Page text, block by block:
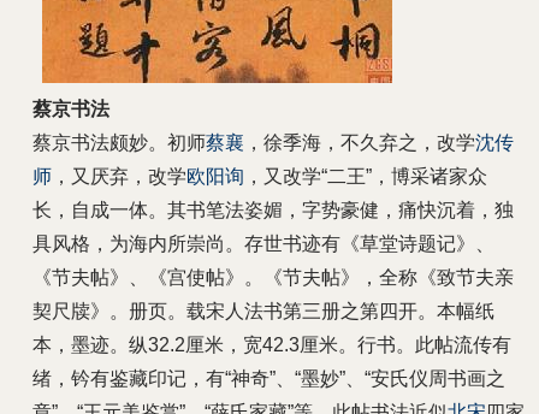
蔡京书法
蔡京书法颇妙。初师蔡襄 ，徐季海，不久弃之，改学沈传
师 ，又厌弃，改学欧阳询 ，又改学“二王”，博采诸家众
长，自成一体。其书笔法姿媚，字势豪健，痛快沉着，独
具风格，为海内所崇尚。存世书迹有《草堂诗题记》、
《节夫帖》、《宫使帖》。《节夫帖》，全称《致节夫亲
契尺牍》。册页。载宋人法书第三册之第四开。本幅纸
本，墨迹。纵32.2厘米，宽42.3厘米。行书。此帖流传有
绪，钤有鉴藏印记，有“神奇”、“墨妙”、“安氏仪周书画之